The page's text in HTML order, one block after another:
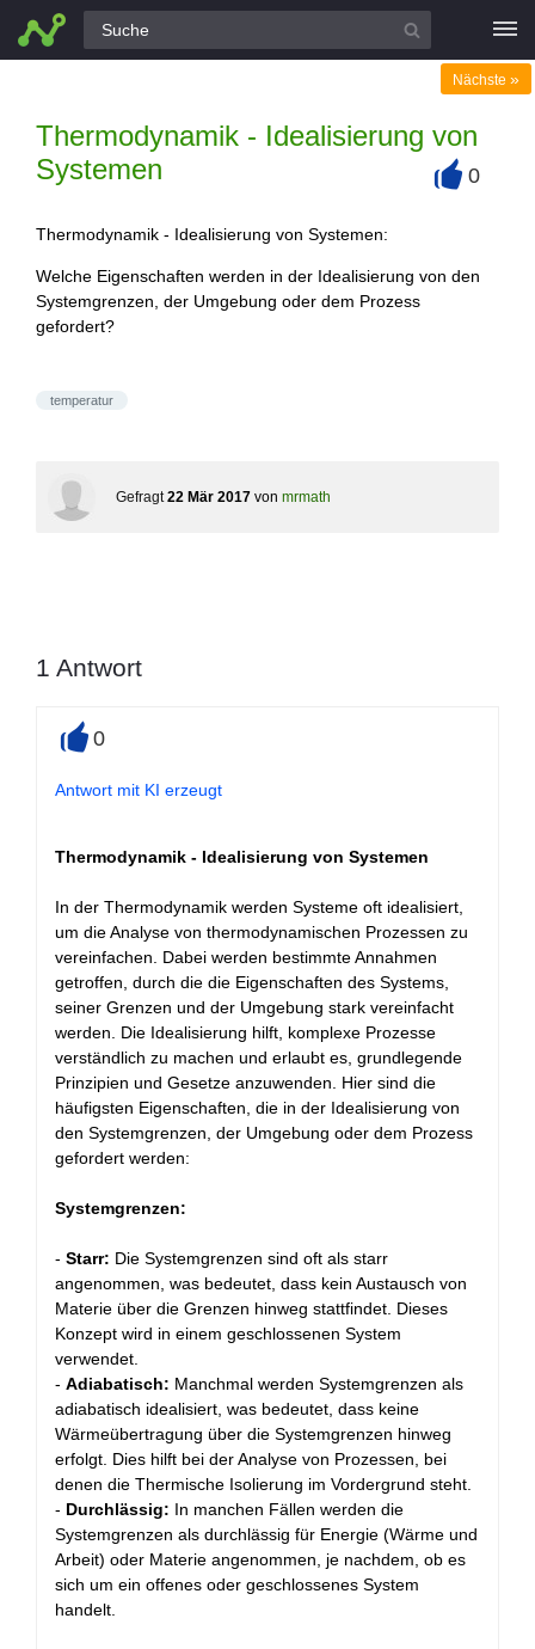
Alle Fragen
Thermodynamik - Idealisierung von
Systemen
Nächste »
0
Thermodynamik - Idealisierung von Systemen:
Welche Eigenschaften werden in der Idealisierung von den
Systemgrenzen, der Umgebung oder dem Prozess
gefordert?
temperatur
Gefragt 22 Mär 2017 von mrmath
1 Antwort
0
Antwort mit KI erzeugt
Thermodynamik - Idealisierung von Systemen
In der Thermodynamik werden Systeme oft idealisiert,
um die Analyse von thermodynamischen Prozessen zu
vereinfachen. Dabei werden bestimmte Annahmen
getroffen, durch die die Eigenschaften des Systems,
seiner Grenzen und der Umgebung stark vereinfacht
werden. Die Idealisierung hilft, komplexe Prozesse
verständlich zu machen und erlaubt es, grundlegende
Prinzipien und Gesetze anzuwenden. Hier sind die
häufigsten Eigenschaften, die in der Idealisierung von
den Systemgrenzen, der Umgebung oder dem Prozess
gefordert werden:
Systemgrenzen:
- Starr: Die Systemgrenzen sind oft als starr
angenommen, was bedeutet, dass kein Austausch von
Materie über die Grenzen hinweg stattfindet. Dieses
Konzept wird in einem geschlossenen System
verwendet.
- Adiabatisch: Manchmal werden Systemgrenzen als
adiabatisch idealisiert, was bedeutet, dass keine
Wärmeübertragung über die Systemgrenzen hinweg
erfolgt. Dies hilft bei der Analyse von Prozessen, bei
denen die Thermische Isolierung im Vordergrund steht.
- Durchlässig: In manchen Fällen werden die
Systemgrenzen als durchlässig für Energie (Wärme und
Arbeit) oder Materie angenommen, je nachdem, ob es
sich um ein offenes oder geschlossenes System
handelt.